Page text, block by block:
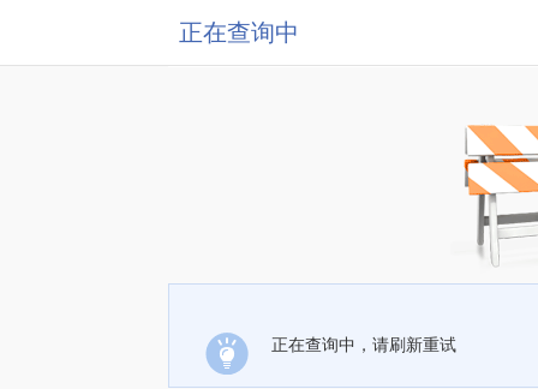
正在查询中
正在查询中，请刷新重试